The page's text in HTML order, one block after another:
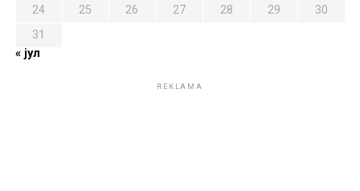
24
25 26 27 28 29
30
31
« јул
REKLAMA